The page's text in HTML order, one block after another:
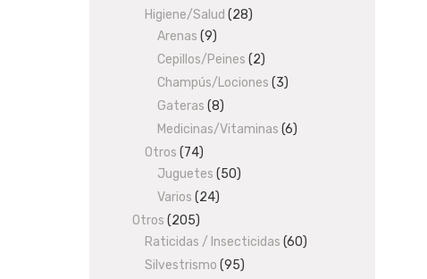
products
Higiene/Salud 2828
Arenas 99
products
Cepillos/Peines 22
products
Champús/Lociones 33
Gateras 88
products
Medicinas/Vitaminas 66
Otros 7474
products
Juguetes 5050
Varios 2424
Otros 205205
products
Raticidas / Insecticidas 6060
Silvestrismo 9595